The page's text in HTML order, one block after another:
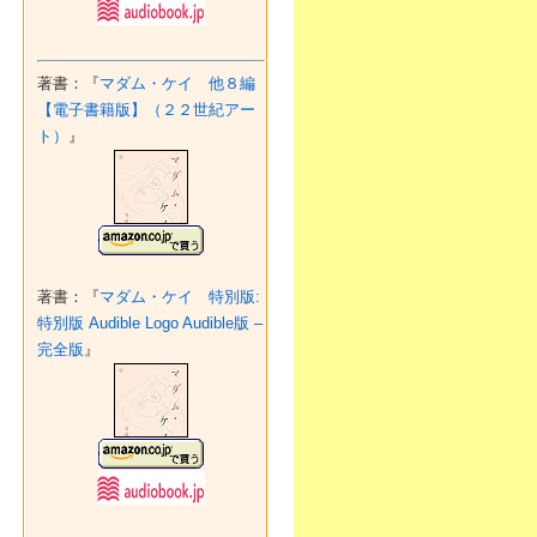
著書：『マダム・ケイ 他８編
【電子書籍版】（２２世紀アー
ト）
』
著書：『マダム・ケイ 特別版:
特別版 Audible Logo Audible版 –
完全版 』